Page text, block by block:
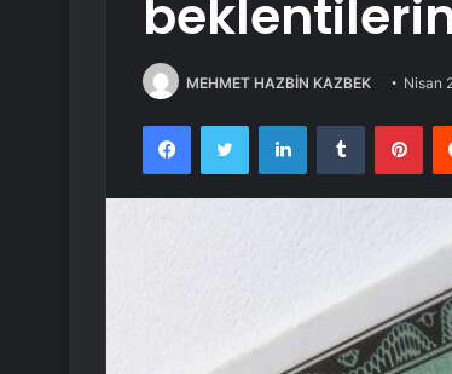
MEHMET HAZBİN KAZBEK Nisan
FacebookTwitter LinkedInTumblr